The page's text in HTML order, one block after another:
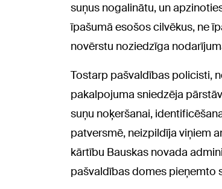
suņus nogalinātu, un
īpašumā esošos cilvēkus, ne
novērstu noziedzīga
Tostarp pašvaldības policisti,
pakalpojuma sniedzēja
suņu noķeršanai,
patversmē, neizpildīja viņiem
kārtību Bauskas novada
pašvaldības domes pieņemto